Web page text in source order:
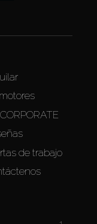
de trabajo